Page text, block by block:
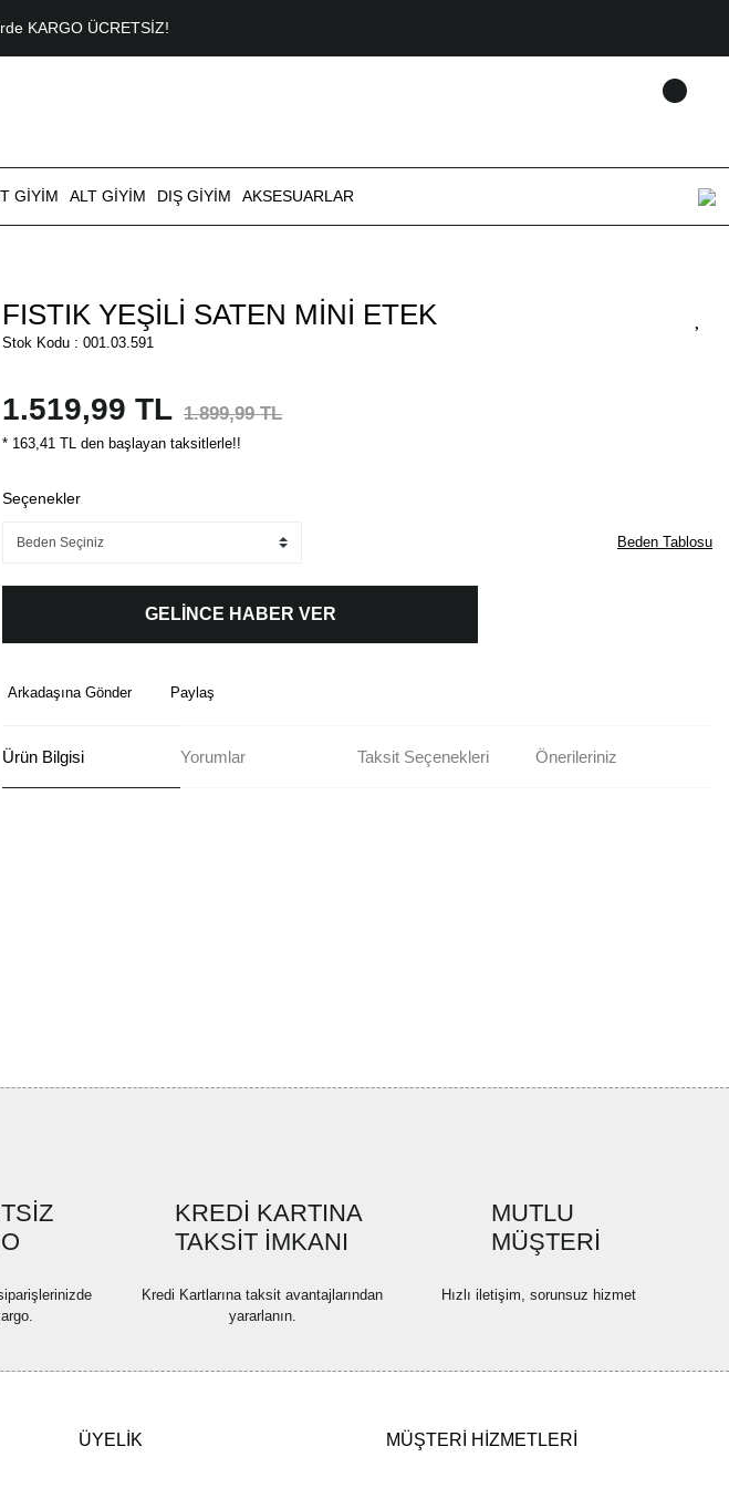
KARGO ÜCRETSİZ!
GİYİM ALT GİYİM DIŞ GİYİM AKSESUARLAR
FISTIK YEŞİLİ SATEN MİNİ ETEK
Stok Kodu : 001.03.591
1.519,99 TL 1.899,99 TL
* 163,41 TL den başlayan taksitlerle!!
Seçenekler
Beden Tablosu
GELİNCE HABER VER
Arkadaşına Gönder Paylaş
Ürün Bilgisi Yorumlar Taksit Seçenekleri Önerileriniz
Gönder
KREDİ KARTINA
TAKSİT İMKANI
Kredi Kartlarına taksit avantajlarından
yararlanın.
MUTLU
MÜŞTERİ
Hızlı iletişim, sorunsuz hizmet
ÜYELİK MÜŞTERİ HİZMETLERİ